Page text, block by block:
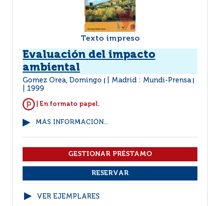
Texto impreso
Evaluación del impacto
ambiental
Gomez Orea, Domingo Madrid : Mundi-Prensa
1999
| En formato papel.
MÁS INFORMACIÓN...
VER EJEMPLARES